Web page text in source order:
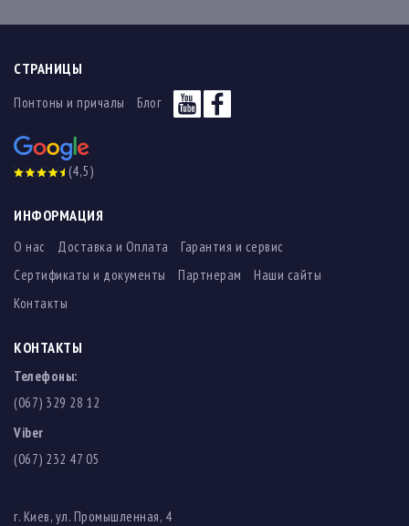
СТРАНИЦЫ
Понтоны и причалы Блог
(4,5)
ИНФОРМАЦИЯ
О нас Доставка и Оплата
Гарантия и сервис
Сертификаты и документы
Партнерам
Наши сайты
Контакты
КОНТАКТЫ
Телефоны:
(067) 329 28 12
Viber
(067) 232 47 05
г. Киев, ул. Промышленная, 4